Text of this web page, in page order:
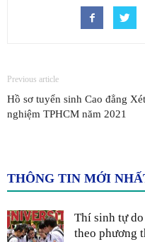
Previous article
Hồ sơ tuyển sinh Cao đẳng Xét
nghiệm TPHCM năm 2021
THÔNG TIN MỚI
Thí sinh tự
theo phương